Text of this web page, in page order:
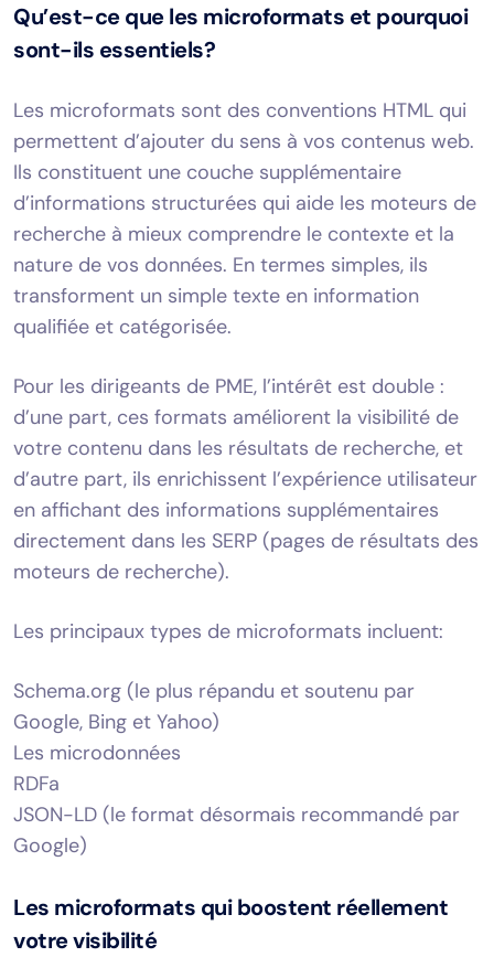
Qu’est-ce que les microformats et pourquoi
sont-ils essentiels?
Les microformats sont des conventions HTML qui
permettent d’ajouter du sens à vos contenus web.
Ils constituent une couche supplémentaire
d’informations structurées qui aide les moteurs de
recherche à mieux comprendre le contexte et la
nature de vos données. En termes simples, ils
transforment un simple texte en information
qualifiée et catégorisée.
Pour les dirigeants de PME, l’intérêt est double :
d’une part, ces formats améliorent la visibilité de
votre contenu dans les résultats de recherche, et
d’autre part, ils enrichissent l’expérience utilisateur
en affichant des informations supplémentaires
directement dans les SERP (pages de résultats des
moteurs de recherche).
Les principaux types de microformats incluent:
Schema.org (le plus répandu et soutenu par
Google, Bing et Yahoo)
Les microdonnées
RDFa
JSON-LD (le format désormais recommandé par
Google)
Les microformats qui boostent réellement
votre visibilité